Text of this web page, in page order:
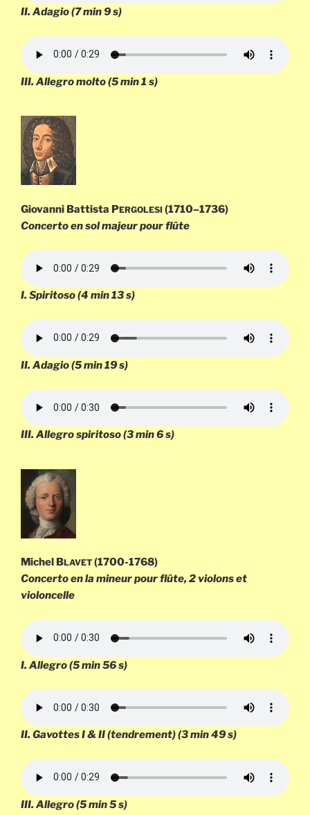
II. Adagio(7 min 9 s)
III. Allegro molto(5 min 1 s)
Giovanni Battista PERGOLESI (1710–1736)
Concerto en sol majeur pour flûte
I. Spiritoso(4 min 13 s)
II. Adagio(5 min 19 s)
III. Allegro spiritoso(3 min 6 s)
Michel BLAVET (1700-1768)
Concerto en la mineur pour flûte, 2 violons et
violoncelle
I. Allegro(5 min 56 s)
II. Gavottes I & II (tendrement)(3 min 49 s)
III. Allegro(5 min 5 s)